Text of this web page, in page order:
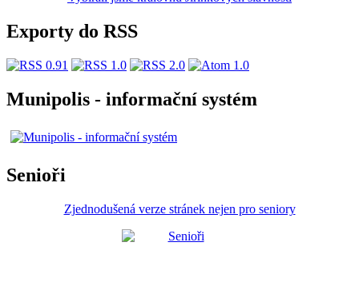
Exporty do RSS
Munipolis - informační systém
Senioři
Zjednodušená verze stránek nejen pro seniory